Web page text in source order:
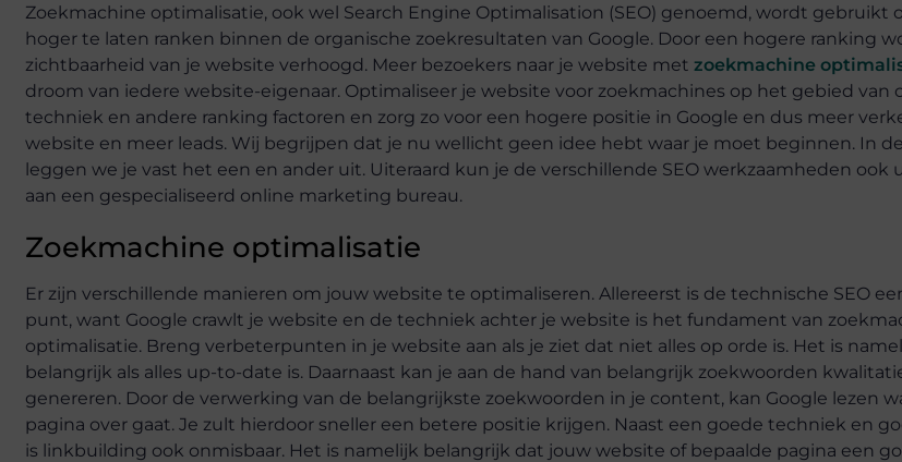
Zoekmachine optimalisatie, ook wel Search Engine Optimalisation (SEO) genoemd, wordt gebruikt
hoger te laten ranken binnen de organische zoekresultaten van Google. Door een hogere ranking
zichtbaarheid van je website verhoogd. Meer bezoekers naar je website met zoekmachine
droom van iedere website-eigenaar. Optimaliseer je website voor zoekmachines op het gebied van
techniek en andere ranking factoren en zorg zo voor een hogere positie in Google en dus meer
website en meer leads. Wij begrijpen dat je nu wellicht geen idee hebt waar je moet beginnen. In
leggen we je vast het een en ander uit. Uiteraard kun je de verschillende SEO werkzaamheden ook
aan een gespecialiseerd online marketing bureau.
Zoekmachine optimalisatie
Er zijn verschillende manieren om jouw website te optimaliseren. Allereerst is de technische SEO
punt, want Google crawlt je website en de techniek achter je website is het fundament van
optimalisatie. Breng verbeterpunten in je website aan als je ziet dat niet alles op orde is. Het is
belangrijk als alles up-to-date is. Daarnaast kan je aan de hand van belangrijk zoekwoorden
genereren. Door de verwerking van de belangrijkste zoekwoorden in je content, kan Google lezen
pagina over gaat. Je zult hierdoor sneller een betere positie krijgen. Naast een goede techniek en
is linkbuilding ook onmisbaar. Het is namelijk belangrijk dat jouw website of bepaalde pagina een